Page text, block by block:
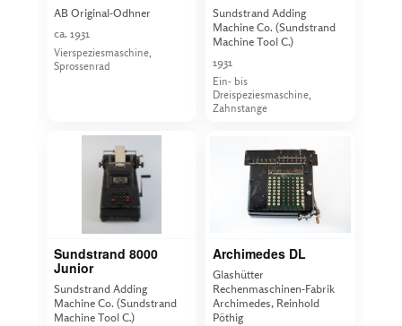
AB Original-Odhner
ca. 1931
Vierspeziesmaschine,
Sprossenrad
Sundstrand Adding
Machine Co. (Sundstrand
Machine Tool C.)
1931
Ein- bis
Dreispeziesmaschine,
Zahnstange
Sundstrand 8000
Junior
Sundstrand Adding
Machine Co. (Sundstrand
Machine Tool C.)
Archimedes DL
Glashütter
Rechenmaschinen-Fabrik
Archimedes, Reinhold
Pöthig